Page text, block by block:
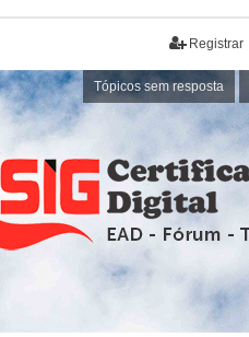
Registrar
Tópicos sem resposta